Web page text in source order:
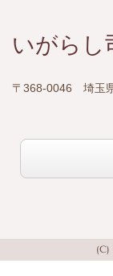
いがらし
〒368-0046 埼玉
(C)